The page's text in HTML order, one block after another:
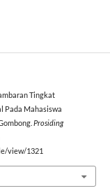
Tingkat
Pada Mahasiswa
Prosiding
view/1321